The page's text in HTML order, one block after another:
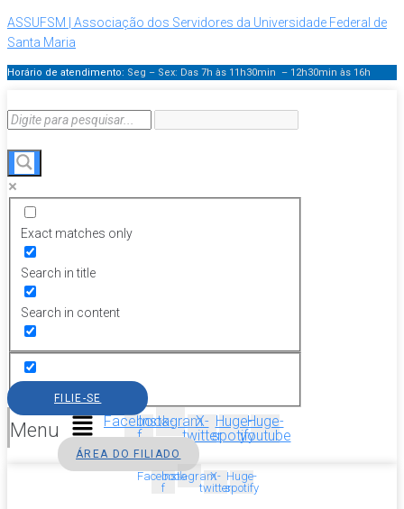
ASSUFSM | Associação dos Servidores da Universidade Federal de
Santa Maria
Horário de atendimento: Seg – Sex: Das 7h às 11h30min – 12h30min às 16h
Exact matches only
Search in title
Search in content
Menu
FILIE-SE
Facebook-
f
InstagramX-
twitter
Huge-
spotify
Huge-
youtube
ÁREA DO FILIADO
Facebook-
f
InstagramX-
twitter
Huge-
spotify